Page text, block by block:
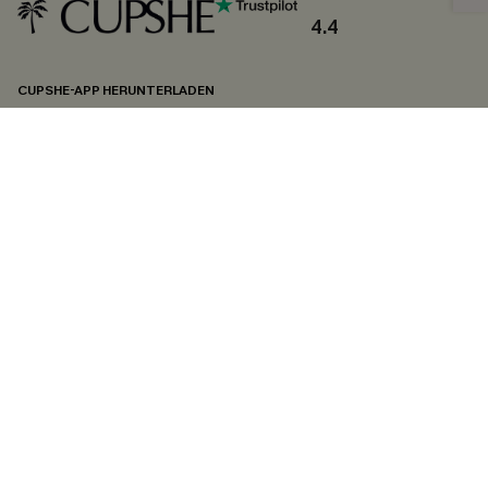
4.4
CUPSHE-APP HERUNTERLADEN